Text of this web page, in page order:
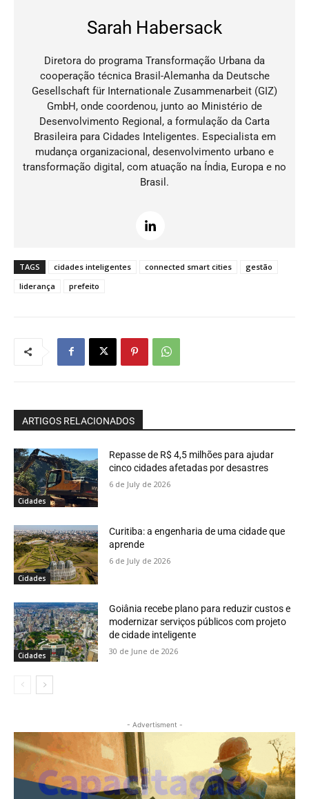
Sarah Habersack
Diretora do programa Transformação Urbana da
cooperação técnica Brasil-Alemanha da Deutsche
Gesellschaft für Internationale Zusammenarbeit (GIZ)
GmbH, onde coordenou, junto ao Ministério de
Desenvolvimento Regional, a formulação da Carta
Brasileira para Cidades Inteligentes. Especialista em
mudança organizacional, desenvolvimento urbano e
transformação digital, com atuação na Índia, Europa e no
Brasil.
TAGS cidades inteligentes connected smart cities
gestão
liderança
prefeito
ARTIGOS RELACIONADOS
Cidades
Repasse de R$ 4,5 milhões para ajudar
cinco cidades afetadas por desastres
6 de July de 2026
Cidades
Curitiba: a engenharia de uma cidade que
aprende
6 de July de 2026
Cidades
Goiânia recebe plano para reduzir custos e
modernizar serviços públicos com projeto
de cidade inteligente
30 de June de 2026
- Advertisment -